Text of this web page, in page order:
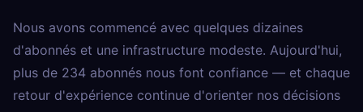
Nous avons commencé avec quelques dizaines
d'abonnés et une infrastructure modeste. Aujourd'hui,
plus de 234 abonnés nous font confiance — et chaque
retour d'expérience continue d'orienter nos décisions